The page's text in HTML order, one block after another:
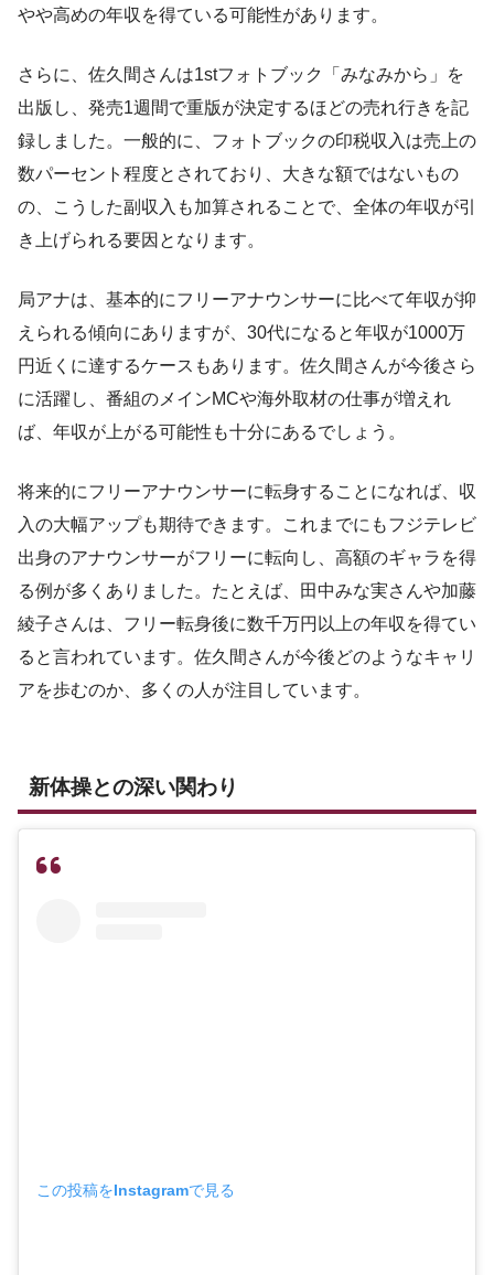
やや高めの年収を得ている可能性があります。
さらに、佐久間さんは1stフォトブック「みなみから」を
出版し、発売1週間で重版が決定するほどの売れ行きを記
録しました。一般的に、フォトブックの印税収入は売上の
数パーセント程度とされており、大きな額ではないもの
の、こうした副収入も加算されることで、全体の年収が引
き上げられる要因となります。
局アナは、基本的にフリーアナウンサーに比べて年収が抑
えられる傾向にありますが、30代になると年収が1000万
円近くに達するケースもあります。佐久間さんが今後さら
に活躍し、番組のメインMCや海外取材の仕事が増えれ
ば、年収が上がる可能性も十分にあるでしょう。
将来的にフリーアナウンサーに転身することになれば、収
入の大幅アップも期待できます。これまでにもフジテレビ
出身のアナウンサーがフリーに転向し、高額のギャラを得
る例が多くありました。たとえば、田中みな実さんや加藤
綾子さんは、フリー転身後に数千万円以上の年収を得てい
ると言われています。佐久間さんが今後どのようなキャリ
アを歩むのか、多くの人が注目しています。
新体操との深い関わり
この投稿をInstagramで見る